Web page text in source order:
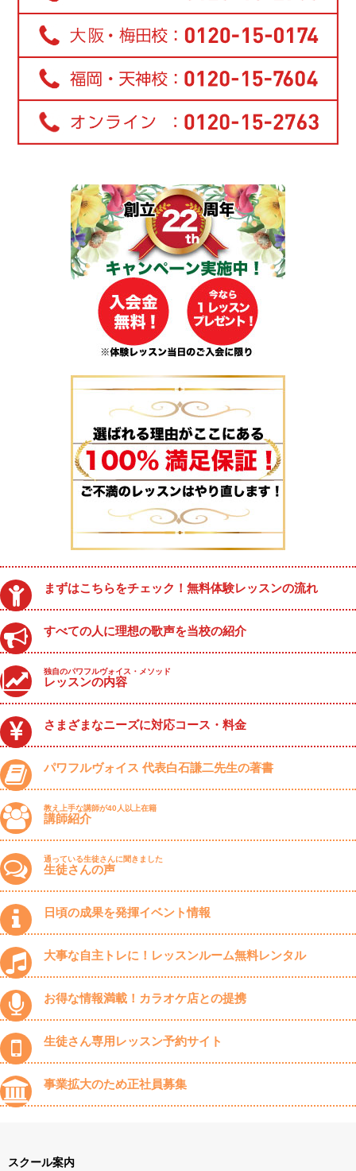
まずはこちらをチェック！無料体験レッスンの流れ
すべての人に理想の歌声を当校の紹介
独自のパワフルヴォイス・メソッド
レッスンの内容
さまざまなニーズに対応コース・料金
パワフルヴォイス 代表白石謙二先生の著書
教え上手な講師が40人以上在籍
講師紹介
通っている生徒さんに聞きました
生徒さんの声
日頃の成果を発揮イベント情報
大事な自主トレに！レッスンルーム無料レンタル
お得な情報満載！カラオケ店との提携
生徒さん専用レッスン予約サイト
事業拡大のため正社員募集
スクール案内